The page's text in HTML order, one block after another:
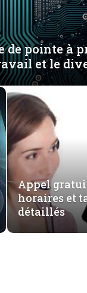
de pointe à
et le
Appel
horaires et
détaillés